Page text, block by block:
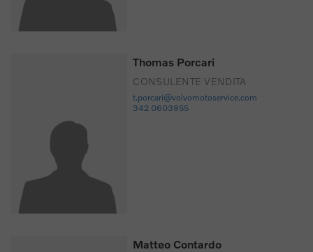
Thomas Porcari
CONSULENTE VENDITA
t.porcari@volvomotoservice.com
342 0603955
Matteo Contardo